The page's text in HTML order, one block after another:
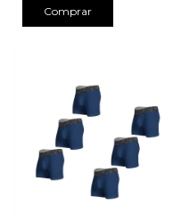
Comprar